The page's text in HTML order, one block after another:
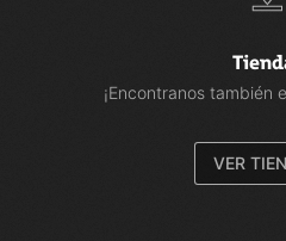
¡Encontranos también
VER